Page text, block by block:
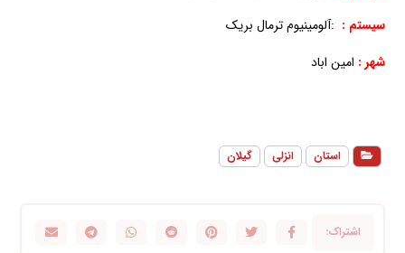
سیستم : :آلومینیوم ترمال بریک
شهر : امین اباد
استان انزلی گیلان